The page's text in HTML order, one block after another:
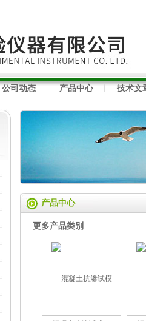
公司动态 产品中心 技术文
产品中心
更多产品类别